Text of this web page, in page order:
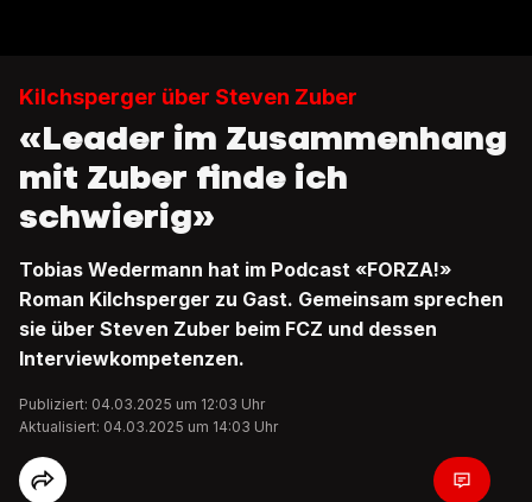
Kilchsperger über Steven Zuber
«Leader im Zusammenhang
mit Zuber finde ich
schwierig»
Tobias Wedermann hat im Podcast «FORZA!»
Roman Kilchsperger zu Gast. Gemeinsam sprechen
sie über Steven Zuber beim FCZ und dessen
Interviewkompetenzen.
Publiziert: 04.03.2025 um 12:03 Uhr
Aktualisiert: 04.03.2025 um 14:03 Uhr